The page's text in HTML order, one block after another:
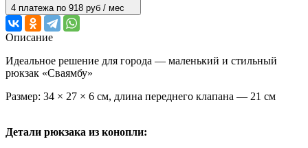
4 платежа по 918 руб / мес
Описание
Идеальное решение для города — маленький и стильный
рюкзак «Сваямбу»
Размер: 34 × 27 × 6 см, длина переднего клапана — 21 см
Детали рюкзака из конопли: